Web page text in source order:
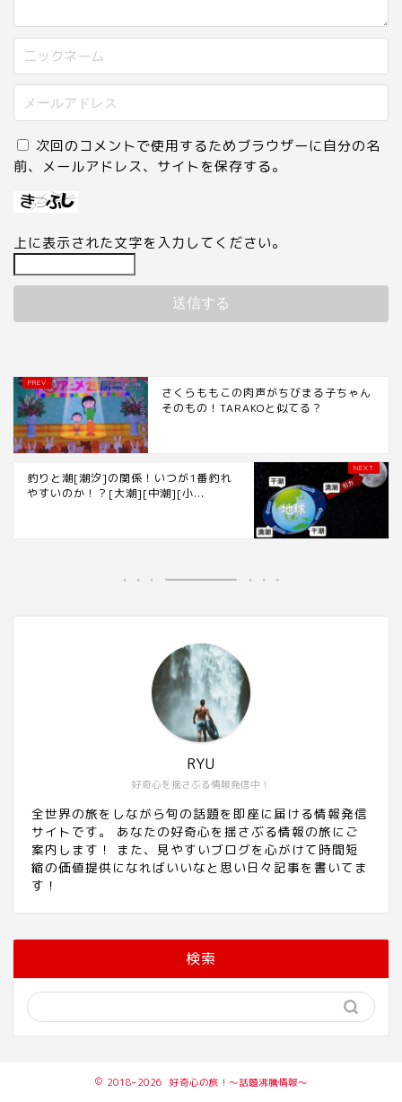
次回のコメントで使用するためブラウザーに自分の名
前、メールアドレス、サイトを保存する。
上に表示された文字を入力してください。
さくらももこの肉声がちびまる子ちゃん
そのもの！TARAKOと似てる？
釣りと潮[潮汐]の関係！いつが1番釣れ
やすいのか！？[大潮][中潮][小...
好奇心を揺さぶる情報発信中！
RYU
全世界の旅をしながら旬の話題を即座に届ける情報発信
サイトです。 あなたの好奇心を揺さぶる情報の旅にご
案内します！ また、見やすいブログを心がけて時間短
縮の価値提供になればいいなと思い日々記事を書いてま
す！
検索
2018–2026 好奇心の旅！〜話題沸騰情報〜